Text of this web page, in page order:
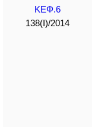
ΚΕΦ.6
138(Ι)/2014